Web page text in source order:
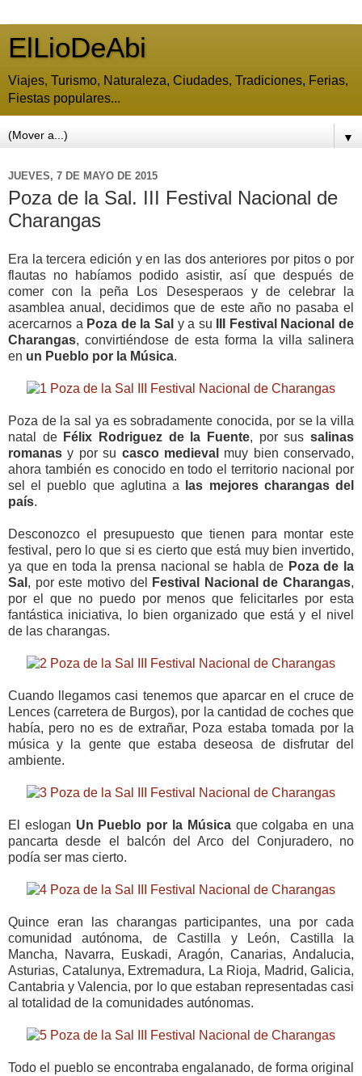
ElLioDeAbi
Viajes, Turismo, Naturaleza, Ciudades, Tradiciones, Ferias,
Fiestas populares...
▼
JUEVES, 7 DE MAYO DE 2015
Poza de la Sal. III Festival Nacional de
Charangas
Era la tercera edición y en las dos anteriores por pitos o por
flautas no habíamos podido asistir, así que después de
comer con la peña Los Desesperaos y de celebrar la
asamblea anual, decidimos que de este año no pasaba el
acercarnos a Poza de la Sal y a su
III Festival Nacional de
Charangas, convirtiéndose de esta forma la villa salinera
en un Pueblo por la Música.
Poza de la sal ya es sobradamente conocida, por se la villa
natal de Félix Rodriguez de la Fuente, por sussalinas
romanas y por su casco medieval
muy bien conservado,
ahora también es conocido en todo el territorio nacional por
sel el pueblo que aglutina a
las mejores charangas del
país.
Desconozco el presupuesto que tienen para montar este
festival, pero lo que si es cierto que está muy bien invertido,
ya que en toda la prensa nacional se habla de Poza de la
Sal , por este motivo del Festival Nacional de Charangas,
por el que no puedo por menos que felicitarles por esta
fantástica iniciativa, lo bien organizado que está y el nivel
de las charangas.
Cuando llegamos casi tenemos que aparcar en el cruce de
Lences (carretera de Burgos), por la cantidad de coches que
había, pero no es de extrañar, Poza estaba tomada por la
música y la gente que estaba deseosa de disfrutar del
ambiente.
El eslogan Un Pueblo por la Músicaque colgaba en una
pancarta desde el balcón del Arco del Conjuradero, no
podía ser mas cierto.
Quince eran las charangas participantes, una por cada
comunidad autónoma, de Castilla y León, Castilla la
Mancha, Navarra, Euskadi, Aragón, Canarias, Andalucia,
Asturias, Catalunya, Extremadura, La Rioja, Madrid, Galicia,
Cantabria y Valencia, por lo que estaban representadas casi
al totalidad de la comunidades autónomas.
Todo el pueblo se encontraba engalanado, de forma original